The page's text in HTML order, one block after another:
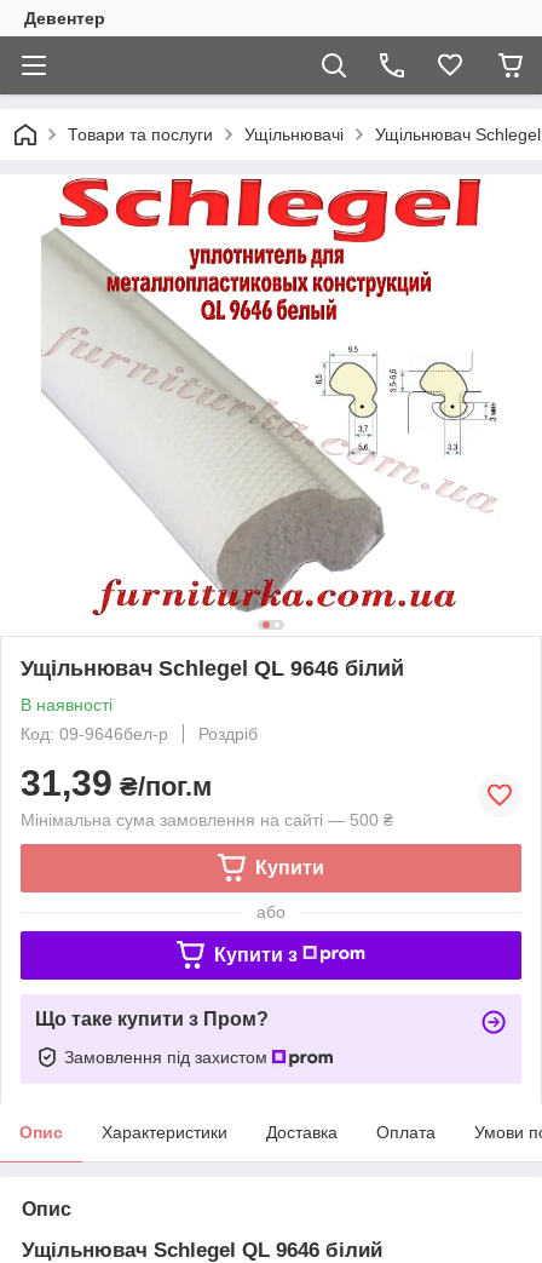
Девентер
Товари та послуги Ущільнювачі Ущільнювач
Ущільнювач Schlegel QL 9646 білий
В наявності
Код: 09-9646бел-р
Роздріб
31,39 ₴/пог.м
Мінімальна сума замовлення на сайті — 500 ₴
Купити
або
Купити з
Що таке купити з Пром?
Замовлення під захистом
Опис Характеристики Доставка Оплата Умови
Опис
Ущільнювач Schlegel QL 9646 білий